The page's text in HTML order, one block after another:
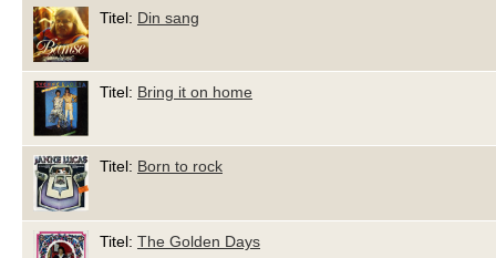
Titel: Din sang
Titel: Bring it on home
Titel: Born to rock
Titel: The Golden Days